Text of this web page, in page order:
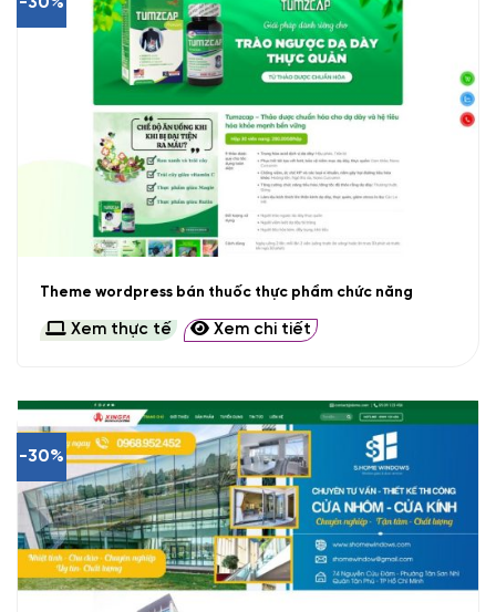
Theme wordpress bán thuốc thực phẩm chức năng
Xem thực tế Xem chi tiết
-30%